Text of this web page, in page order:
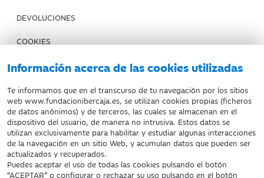
Información acerca de las cookies utilizadas
Te informamos que en el transcurso de tu navegación por los sitios
web www.fundacionibercaja.es, se utilizan cookies propias (ficheros
de datos anónimos) y de terceros, las cuales se almacenan en el
dispositivo del usuario, de manera no intrusiva. Estos datos se
utilizan exclusivamente para habilitar y estudiar algunas interacciones
de la navegación en un sitio Web, y acumulan datos que pueden ser
actualizados y recuperados.
Puedes aceptar el uso de todas las cookies pulsando el botón
“ACEPTAR” o configurar o rechazar su uso pulsando en el botón
DEVOLUCIONES
COOKIES
CONDICIONES DE COMPRA
IBERCAJA BANCO
Fundación Bancaria Ibercaja. C.I.F. G-50000652.
Inscrita en el Registro de Fundaciones del Mº de Educación,
Cultura y Deporte con el nº 1689.
Domicilio social: Joaquín Costa, 13. 50001 Zaragoza.